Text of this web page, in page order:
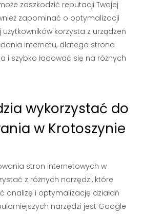
zaszkodzić reputacji Twojej
zapominać o optymalizacji
korzysta z urządzeń
internetu, dlatego strona
i szybko ładować się na różnych
wykorzystać do
w Krotoszynie
stron internetowych w
z różnych narzędzi, które
analizę i optymalizację działań
narzędzi jest Google